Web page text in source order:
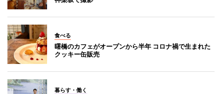
食べる
曙橋のカフェがオープンから半年 コロナ禍で生まれた
クッキー缶販売
暮らす・働く